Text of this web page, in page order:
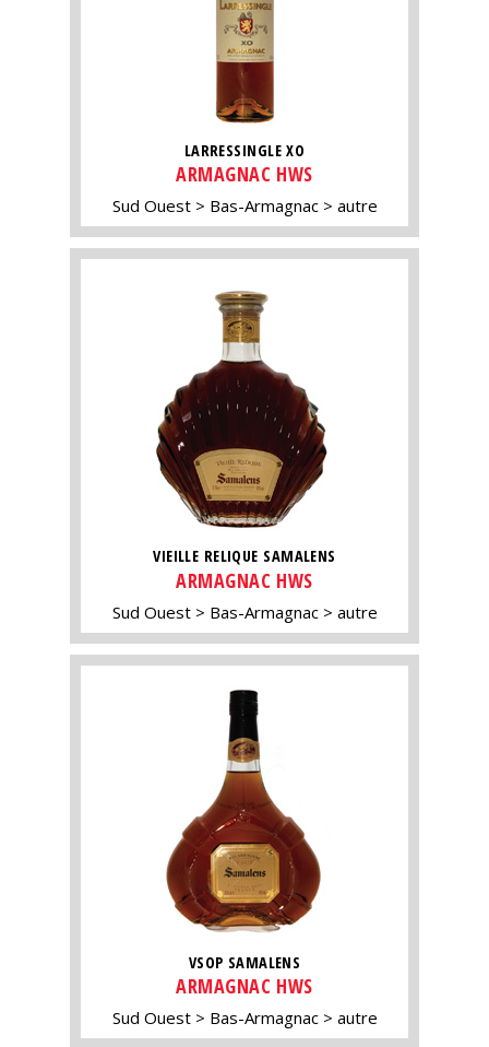
LARRESSINGLE XO
ARMAGNAC HWS
Sud Ouest Bas-Armagnac autre
VIEILLE RELIQUE SAMALENS
ARMAGNAC HWS
Sud Ouest Bas-Armagnac autre
VSOP SAMALENS
ARMAGNAC HWS
Sud Ouest Bas-Armagnac autre